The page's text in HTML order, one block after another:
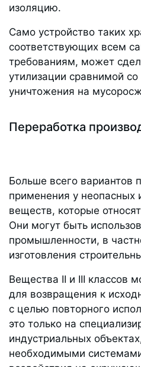
изоляцию.
Само устройство таких
соответствующих всем
требованиям, может
утилизации сравнимой
уничтожения на
Переработка
Больше всего вариантов
применения у неопасных
веществ, которые
Они могут быть
промышленности, в
изготовления
Вещества II и III классов
для возвращения к
с целью повторного
это только на
индустриальных
необходимыми